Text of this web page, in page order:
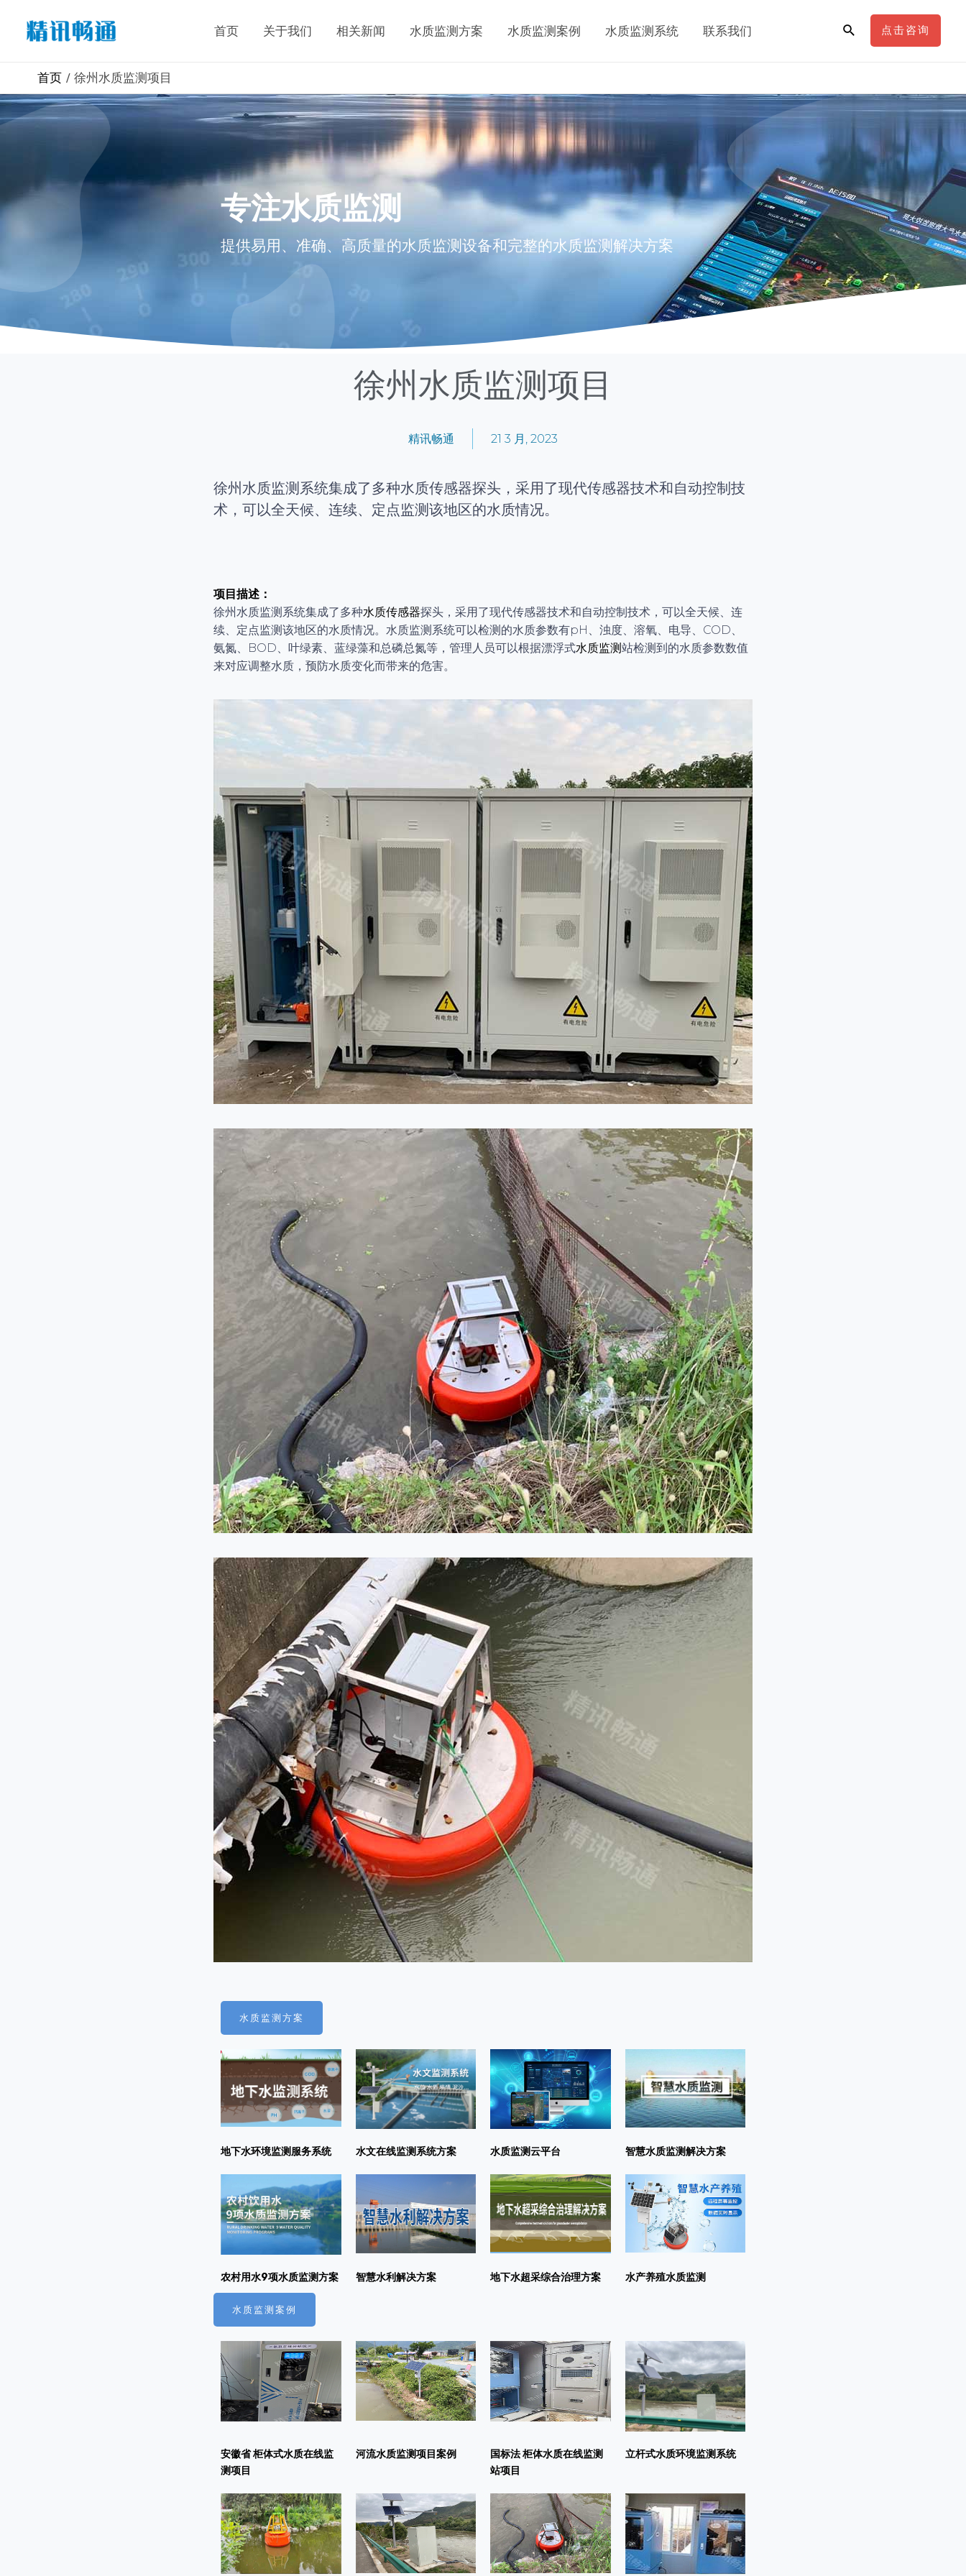
首页 关于我们 相关新闻 水质监测方案 水质监测案例 水质监测系统 联系我们 点击咨询
首页 徐州水质监测项目
专注水质监测
提供易用、准确、高质量的水质监测设备和完整的水质监测解决方案
徐州水质监测项目
精讯畅通 21 3 月, 2023
徐州水质监测系统集成了多种水质传感器探头，采用了现代传感器技术和自动控制技
术，可以全天候、连续、定点监测该地区的水质情况。
项目描述：
徐州水质监测系统集成了多种水质传感器探头，采用了现代传感器技术和自动控制技术，可以全天候、连
续、定点监测该地区的水质情况。水质监测系统可以检测的水质参数有pH、浊度、溶氧、电导、COD、
氨氮、BOD、叶绿素、蓝绿藻和总磷总氮等，管理人员可以根据漂浮式水质监测站检测到的水质参数数值
来对应调整水质，预防水质变化而带来的危害。
水质监测方案
地下水环境监测服务系统 水文在线监测系统方案 水质监测云平台 智慧水质监测解决方案
农村用水9项水质监测方案 智慧水利解决方案 地下水超采综合治理方案 水产养殖水质监测
水质监测案例
安徽省 柜体式水质在线监
测项目
河流水质监测项目案例
国标法 柜体水质在线监测
站项目
立杆式水质环境监测系统